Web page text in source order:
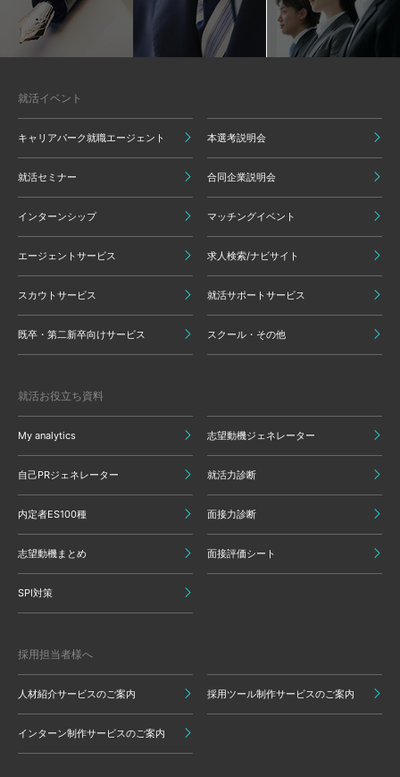
就活イベント
キャリアパーク就職エージェント 本選考説明会
就活セミナー 合同企業説明会
インターンシップ マッチングイベント
エージェントサービス 求人検索/ナビサイト
スカウトサービス 就活サポートサービス
既卒・第二新卒向けサービス スクール・その他
就活お役立ち資料
My analytics 志望動機ジェネレーター
自己PRジェネレーター 就活力診断
内定者ES100種 面接力診断
志望動機まとめ 面接評価シート
SPI対策
採用担当者様へ
人材紹介サービスのご案内 採用ツール制作サービスのご案内
インターン制作サービスのご案内